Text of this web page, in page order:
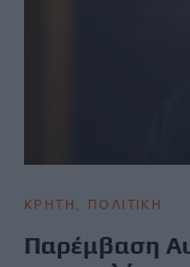
ΚΡΗΤΗ ΠΟΛΙΤΙΚΗ
Παρέμβαση